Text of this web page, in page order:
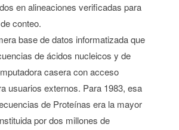
en alineaciones verificadas para
conteo.
base de datos informatizada que
de ácidos nucleicos y de
casera con acceso
usuarios externos. Para 1983, esa
de Proteínas era la mayor
por dos millones de